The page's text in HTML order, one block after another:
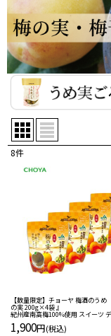
表示数
並び順:
8件
【数量限定】チョーヤ 梅酒のうめ
の実 200g×4袋 』
紀州産南高梅100%使用 スイーツ
1,900円(税込)